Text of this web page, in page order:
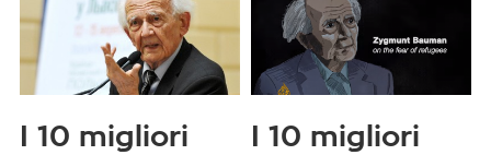
I 10 migliori
I 10 migliori